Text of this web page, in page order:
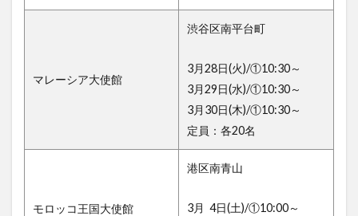
マレーシア大使館
渋谷区南平台町
3月28日(火)/①10:30～
3月29日(水)/①10:30～
3月30日(木)/①10:30～
定員：各20名
モロッコ王国大使館
港区南青山
3月 4日(土)/①10:00～